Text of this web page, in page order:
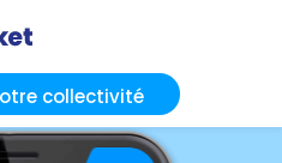
collectivité